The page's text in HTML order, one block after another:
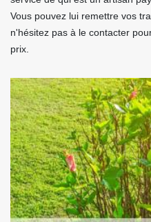
Vous pouvez lui remettre vos
n'hésitez pas à le contacter
prix.